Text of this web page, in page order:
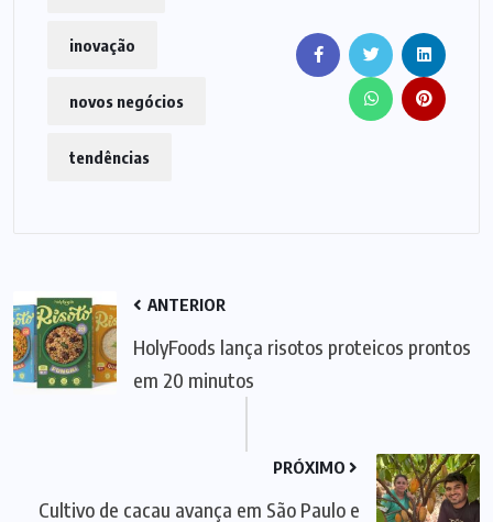
inovação
novos negócios
tendências
ANTERIOR
HolyFoods lança risotos proteicos prontos
em 20 minutos
PRÓXIMO
Cultivo de cacau avança em São Paulo e